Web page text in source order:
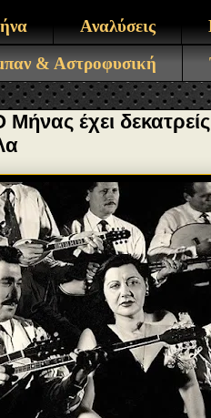
Αναλύσεις
& Αστροφυσική
έχει